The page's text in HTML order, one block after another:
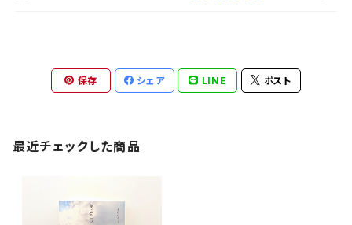
保存 シェア LINE ポスト
最近チェックした商品